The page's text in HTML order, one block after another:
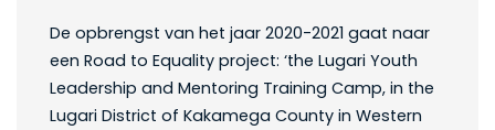
De opbrengst van het jaar 2020-2021 gaat naar
een Road to Equality project: ‘the Lugari Youth
Leadership and Mentoring Training Camp, in the
Lugari District of Kakamega County in Western